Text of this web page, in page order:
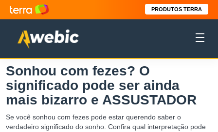
PRODUTOS TERRA
Sonhou com fezes? O
significado pode ser ainda
mais bizarro e ASSUSTADOR
Se você sonhou com fezes pode estar querendo saber o
verdadeiro significado do sonho. Confira qual interpretação pode